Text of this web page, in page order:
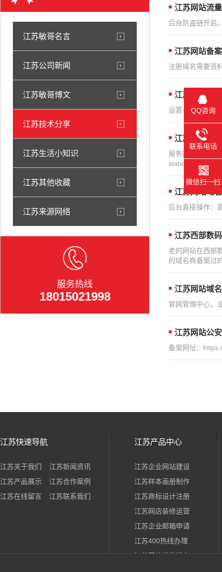
江苏敏哥名言
江苏公司新闻
江苏敏哥博文
江苏技术分享
江苏生活小知识
江苏其他收藏
江苏来源网络
服务热线
18015021998
江苏网站流
后台防盗链开启
江苏网站备
注册域名需要资
江苏手机打
设置-双卡与移动
江苏怎么防
服务器空间后台
static（新闻产品
江苏网站域
后台直接操作：
江苏西部数
老的网站在西部
的域名商备案过
江苏网站域
官网管理中心，
江苏网站公
备案网址：
江苏快速导航
江苏关于我们
江苏新闻资讯
江苏产品展示
江苏合作案例
江苏在线留言
江苏联系我们
江苏产品中心
江苏企业网站建设
江苏样本画册制作
江苏商标设计注册
江苏网店装修运营
江苏企业邮箱申请
江苏400热线办理
江苏网站优化排名
QQ咨询
联系电话
微信扫一扫